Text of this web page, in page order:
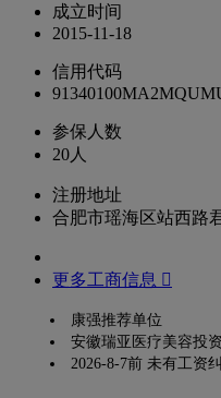
成立时间
2015-11-18
信用代码
参保人数
20人
注册地址
合肥市瑶海区站西路
更多工商信息 
康强推荐单位
安徽瑞亚医疗美容投
2026-8-7前 未有工资